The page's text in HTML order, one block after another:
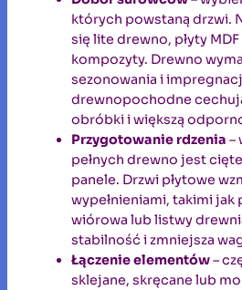
których powstaną drzwi.
się lite drewno, płyty MDF
kompozyty. Drewno
sezonowania i
drewnopochodne
obróbki i większą
Przygotowanie rdzenia –
pełnych drewno jest
panele. Drzwi płytowe
wypełnieniami, takimi jak
wiórowa lub listwy
stabilność i zmniejsza
Łączenie elementów–
sklejane, skręcane lub